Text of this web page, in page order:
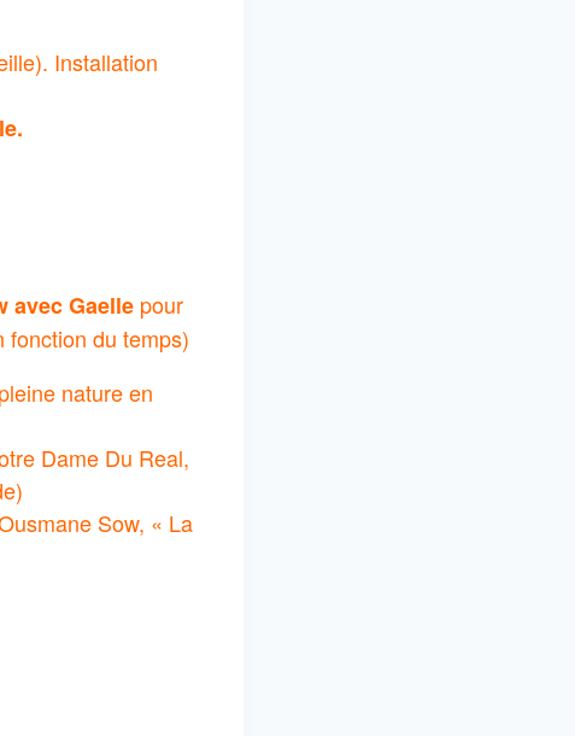
Installation
avec Gaelle pour
fonction du temps)
nature en
Dame Du Real,
Sow, « La